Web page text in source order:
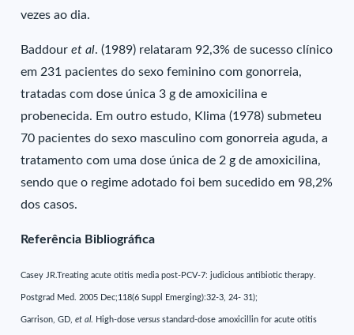
vezes ao dia.
Baddouret al. (1989) relataram 92,3% de sucesso clínico
em 231 pacientes do sexo feminino com gonorreia,
tratadas com dose única 3 g de amoxicilina e
probenecida. Em outro estudo, Klima (1978) submeteu
70 pacientes do sexo masculino com gonorreia aguda, a
tratamento com uma dose única de 2 g de amoxicilina,
sendo que o regime adotado foi bem sucedido em 98,2%
dos casos.
Referência Bibliográfica
Casey JR.Treating acute otitis media post-PCV-7: judicious antibiotic therapy.
Postgrad Med. 2005 Dec;118(6 Suppl Emerging):32-3, 24- 31);
Garrison, GD,et al. High-doseversusstandard-dose amoxicillin for acute otitis